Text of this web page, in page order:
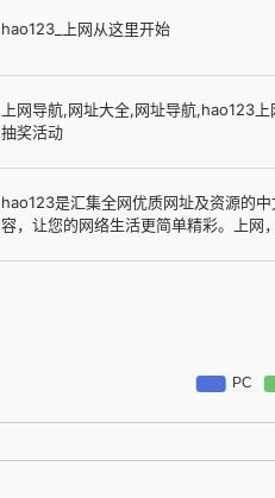
hao123_上网从这里开始
上网导航,网址大全,网址导航,hao123
抽奖活动
hao123是汇集全网优质网址及资源的
容，让您的网络生活更简单精彩。上网